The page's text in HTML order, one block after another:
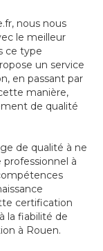
nous nous
le meilleur
ce type
un service
en passant par
manière,
de qualité
de qualité à ne
à
certification
la fiabilité de
à Rouen.